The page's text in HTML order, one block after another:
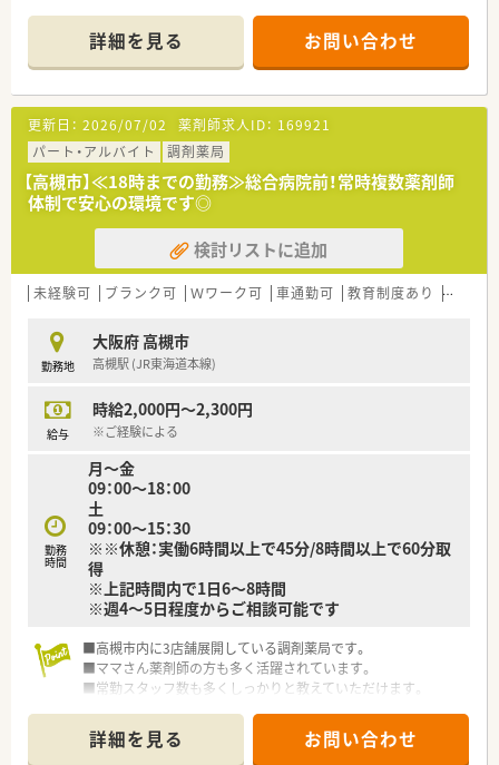
■勉強会も開催され、新薬の開発によって変化する薬剤知識を積
極的に身に付ける環境も揃っています♪
■待合室をリニューアルし天然水の完備など患者様が利用しや
すい薬局作りを心掛けておられます！
■薬剤師さんにとっても働きやすく、広々スペースは快適にお仕
事をするにはもってこいです
＼＼こんな薬局です／／
■JR高槻駅からバスで10分の立地
■脳神経外科・神経内科メイン！季節に影響されず年間を通して
落ち着いてご勤務が出来ます
■ベテラン薬剤師様が多数ご在籍されており、ご安心できる環境
です★
■専門性を身に付けて働きたい方！
■落ち着いた環境で仕事に集中したい方！
■教えて頂ける環境でご勤務したい方！
詳細を見る お問い合わせ
更新日： 2026/07/02 薬剤師求人ID： 169921
パート・アルバイト
調剤薬局
【高槻市】≪18時までの勤務≫総合病院前！常時複数薬剤師
体制で安心の環境です◎
検討リストに追加
未経験可 ブランク可 Ｗワーク可 車通勤可 教育制度あり シフト
勤務地
大阪府 高槻市
高槻駅 (JR東海道本線)
給与
時給2,000円～2,300円
※ご経験による
勤務
時間
月～金
09：00～18：00
土
09：00～15：30
※※休憩：実働6時間以上で45分/8時間以上で60分取
得
※上記時間内で1日6～8時間
※週4～5日程度からご相談可能です
■高槻市内に3店舗展開している調剤薬局です。
■ママさん薬剤師の方も多く活躍されています。
■常勤スタッフ数も多くしっかりと教えていただけます。
詳細を見る お問い合わせ